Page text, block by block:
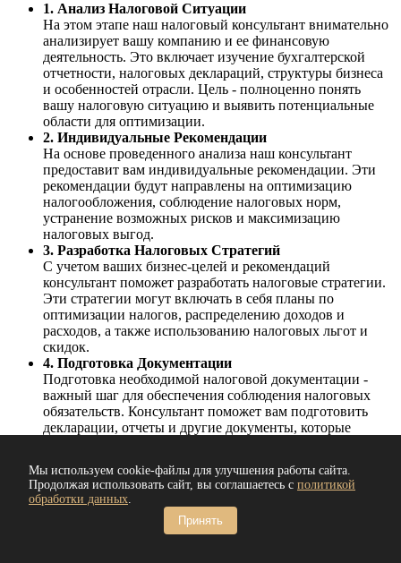
1. Анализ Налоговой Ситуации
На этом этапе наш налоговый консультант внимательно
анализирует вашу компанию и ее финансовую
деятельность. Это включает изучение бухгалтерской
отчетности, налоговых деклараций, структуры бизнеса
и особенностей отрасли. Цель - полноценно понять
вашу налоговую ситуацию и выявить потенциальные
области для оптимизации.
2. Индивидуальные Рекомендации
На основе проведенного анализа наш консультант
предоставит вам индивидуальные рекомендации. Эти
рекомендации будут направлены на оптимизацию
налогообложения, соблюдение налоговых норм,
устранение возможных рисков и максимизацию
налоговых выгод.
3. Разработка Налоговых Стратегий
С учетом ваших бизнес-целей и рекомендаций
консультант поможет разработать налоговые стратегии.
Эти стратегии могут включать в себя планы по
оптимизации налогов, распределению доходов и
расходов, а также использованию налоговых льгот и
скидок.
4. Подготовка Документации
Подготовка необходимой налоговой документации -
важный шаг для обеспечения соблюдения налоговых
обязательств. Консультант поможет вам подготовить
декларации, отчеты и другие документы, которые
Наши услуги не заканчиваются после разработки
стратегий и подготовки документов. Консультант будет
следить за изменениями в налоговом законодательстве и
обновлениями, которые могут повлиять на вашу
Мы используем cookie-файлы для улучшения работы сайта.
Продолжая использовать сайт, вы соглашаетесь с политикой
обработки данных.
Принять